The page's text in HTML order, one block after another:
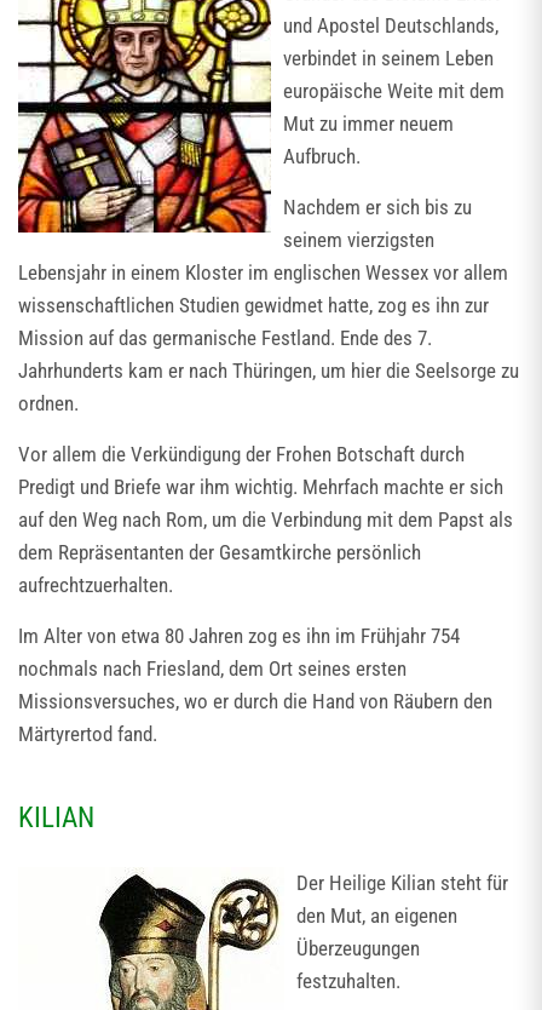
und Apostel Deutschlands,
verbindet in seinem Leben
europäische Weite mit dem
Mut zu immer neuem
Aufbruch.
Nachdem er sich bis zu
seinem vierzigsten
Lebensjahr in einem Kloster im englischen Wessex vor allem
wissenschaftlichen Studien gewidmet hatte, zog es ihn zur
Mission auf das germanische Festland. Ende des 7.
Jahrhunderts kam er nach Thüringen, um hier die Seelsorge zu
ordnen.
Vor allem die Verkündigung der Frohen Botschaft durch
Predigt und Briefe war ihm wichtig. Mehrfach machte er sich
auf den Weg nach Rom, um die Verbindung mit dem Papst als
dem Repräsentanten der Gesamtkirche persönlich
aufrechtzuerhalten.
Im Alter von etwa 80 Jahren zog es ihn im Frühjahr 754
nochmals nach Friesland, dem Ort seines ersten
Missionsversuches, wo er durch die Hand von Räubern den
Märtyrertod fand.
KILIAN
Der Heilige Kilian steht für
den Mut, an eigenen
Überzeugungen
festzuhalten.